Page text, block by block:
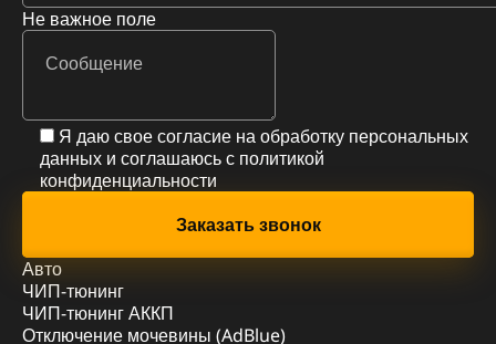
Не важное поле
Я даю свое согласие на обработку персональных
данных и соглашаюсь с политикой
конфиденциальности
Авто
ЧИП-тюнинг
ЧИП-тюнинг АККП
Отключение мочевины (AdBlue)